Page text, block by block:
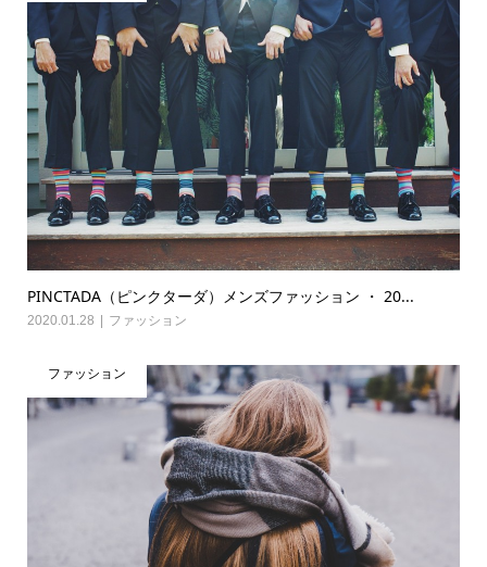
PINCTADA（ピンクターダ）メンズファッション ・ 20...
2020.01.28 ファッション
ファッション